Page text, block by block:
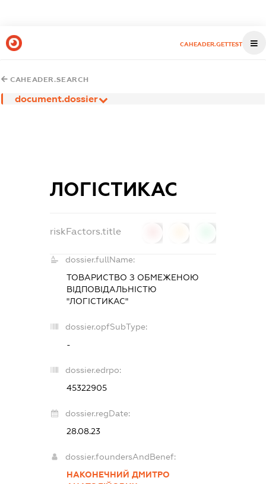
CAHEADER.GETTEST
CAHEADER.SEARCH
document.dossier
ЛОГІСТИКАС
riskFactors.title
dossier.fullName:
ТОВАРИСТВО З ОБМЕЖЕНОЮ
ВІДПОВІДАЛЬНІСТЮ
"ЛОГІСТИКАС"
dossier.opfSubType:
-
dossier.edrpo:
45322905
dossier.regDate:
28.08.23
dossier.foundersAndBenef:
НАКОНЕЧНИЙ ДМИТРО